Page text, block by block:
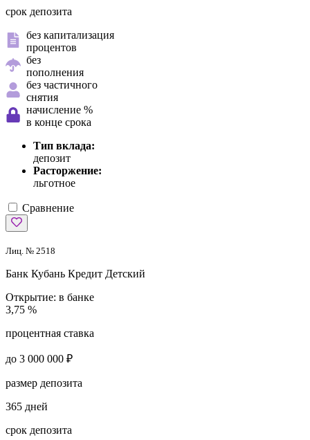
срок депозита
без капитализация
процентов
без
пополнения
без частичного
снятия
начисление %
в конце срока
Тип вклада:
депозит
Расторжение:
льготное
Сравнение
Лиц. № 2518
Банк Кубань Кредит Детский
Открытие: в банке
3,75 %
процентная ставка
до 3 000 000 ₽
размер депозита
365 дней
срок депозита